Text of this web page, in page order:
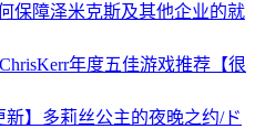
保障泽米克斯及其他企业的就
年度五佳游戏推荐【很
新】多莉丝公主的夜晚之约/ド